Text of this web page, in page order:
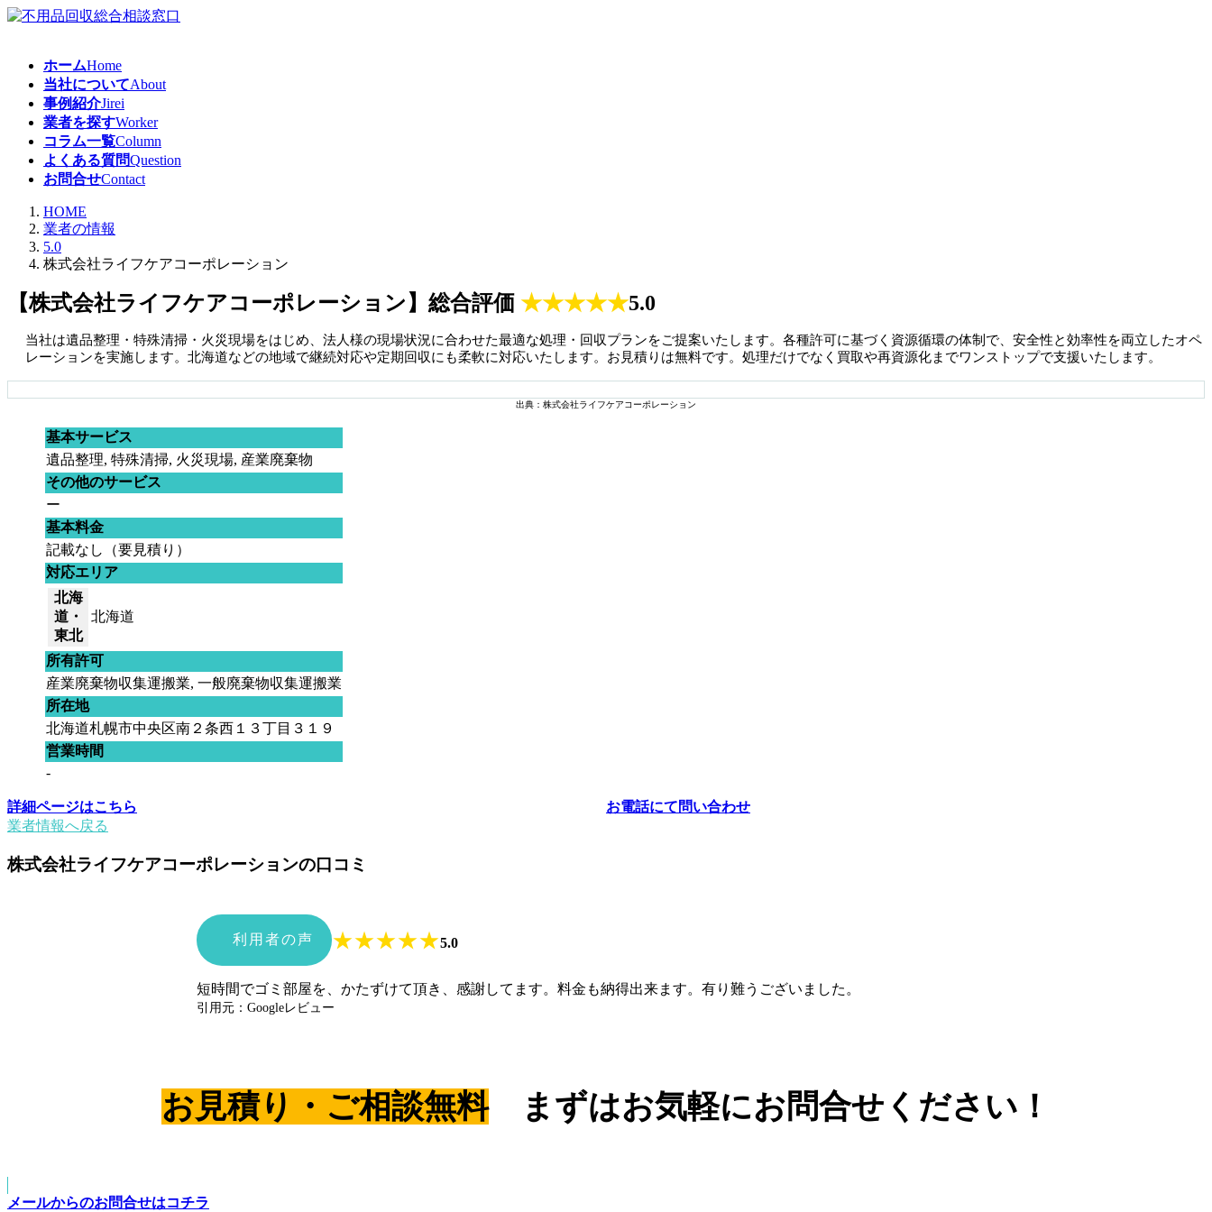
コ
ナ
ホームHome
当社についてAbout
事例紹介Jirei
業者を探すWorker
コラム一覧Column
よくある質問Question
お問合せContact
HOME
業者の情報
5.0
株式会社ライフケアコーポレーション
【株式会社ライフケアコーポレーション】総合評価 ★★★★★5.0
当社は遺品整理・特殊清掃・火災現場をはじめ、法人様の現場状況に合わせた最適な処理・回収プランをご提案いたします。各種許可に基づく資源循環の体制で、安全性と効率性を両立したオペ
レーションを実施します。北海道などの地域で継続対応や定期回収にも柔軟に対応いたします。お見積りは無料です。処理だけでなく買取や再資源化までワンストップで支援いたします。
出典：株式会社ライフケアコーポレーション
基本サービス
遺品整理, 特殊清掃, 火災現場, 産業廃棄物
その他のサービス
ー
基本料金
記載なし（要見積り）
対応エリア
北海
道・
東北
北海道
所有許可
産業廃棄物収集運搬業, 一般廃棄物収集運搬業
所在地
北海道札幌市中央区南２条西１３丁目３１９
営業時間
-
詳細ページはこちら
お電話にて問い合わせ
業者情報へ戻る
株式会社ライフケアコーポレーションの口コミ
利用者の声 ★★★★★5.0
短時間でゴミ部屋を、かたずけて頂き、感謝してます。料金も納得出来ます。有り難うございました。
引用元：Googleレビュー
お見積り・ご相談無料まずはお気軽にお問合せください！
メールからのお問合せはコチラ